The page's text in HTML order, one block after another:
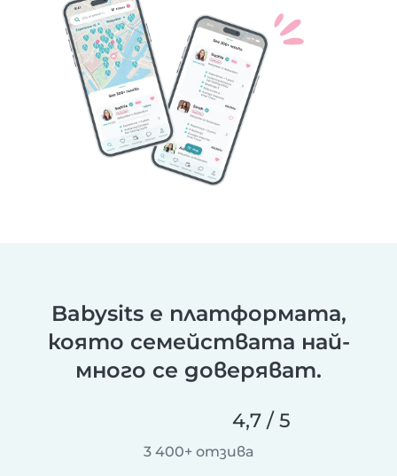
Babysits е платформата,
която семействата най-
много се доверяват.
4,7 / 5
3 400+ отзива